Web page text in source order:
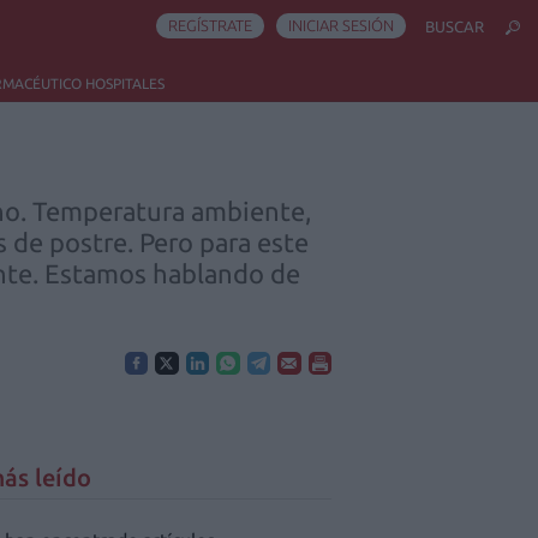
HOSPITALES
REGÍSTRATE INICIAR SESIÓN BUSCAR
Temperatura ambiente,
postre. Pero para este
Estamos hablando de
leído